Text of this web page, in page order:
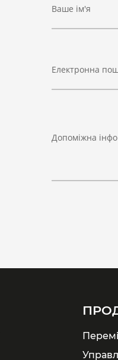
Ваше ім'я
Електронна
Допоміжна